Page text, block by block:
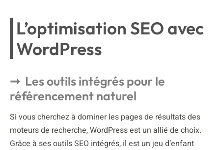
L’optimisation SEO avec
WordPress
Les outils intégrés pour le
référencement naturel
Si vous cherchez à dominer les pages de résultats des
moteurs de recherche, WordPress est un allié de choix.
Grâce à ses outils SEO intégrés, il est un jeu d’enfant